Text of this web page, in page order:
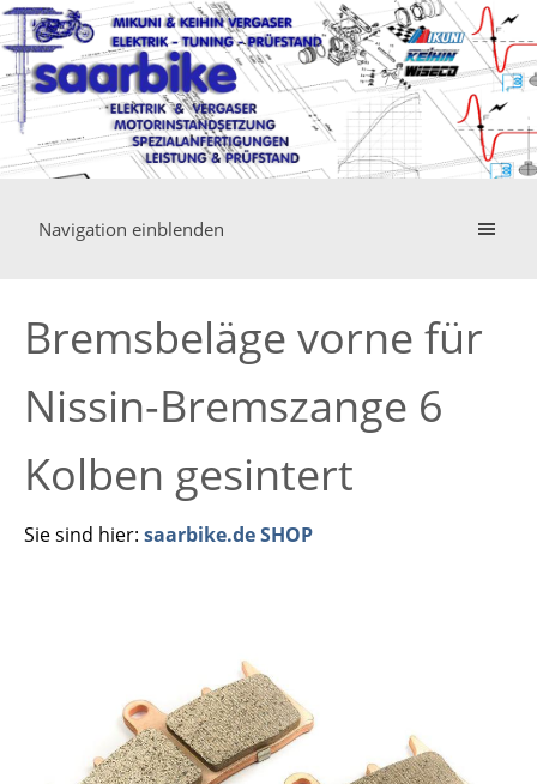
Navigation einblenden
Bremsbeläge vorne für
Nissin-Bremszange 6
Kolben gesintert
Sie sind hier: saarbike.de SHOP